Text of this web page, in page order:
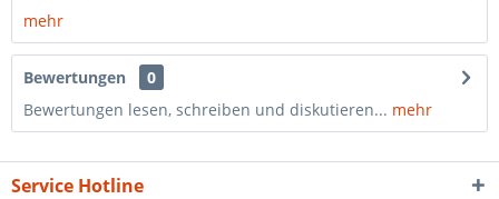
mehr
Bewertungen
0
Bewertungen lesen, schreiben und diskutieren... mehr
Service Hotline